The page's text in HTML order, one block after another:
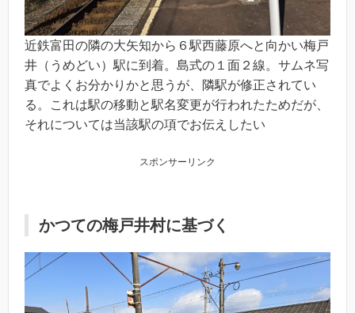
近鉄富田の隣の大矢知から６駅西藤原へと向かい梅戸
井（うめどい）駅に到着。島式の１面２線。サムネ写
真でよくお分かりかと思うが、隣駅が修正されてい
る。これは駅の移動と駅名変更が行われたためだが、
それについては当該駅の項でお伝えしたい
スポンサーリンク
かつての梅戸井村に基づく